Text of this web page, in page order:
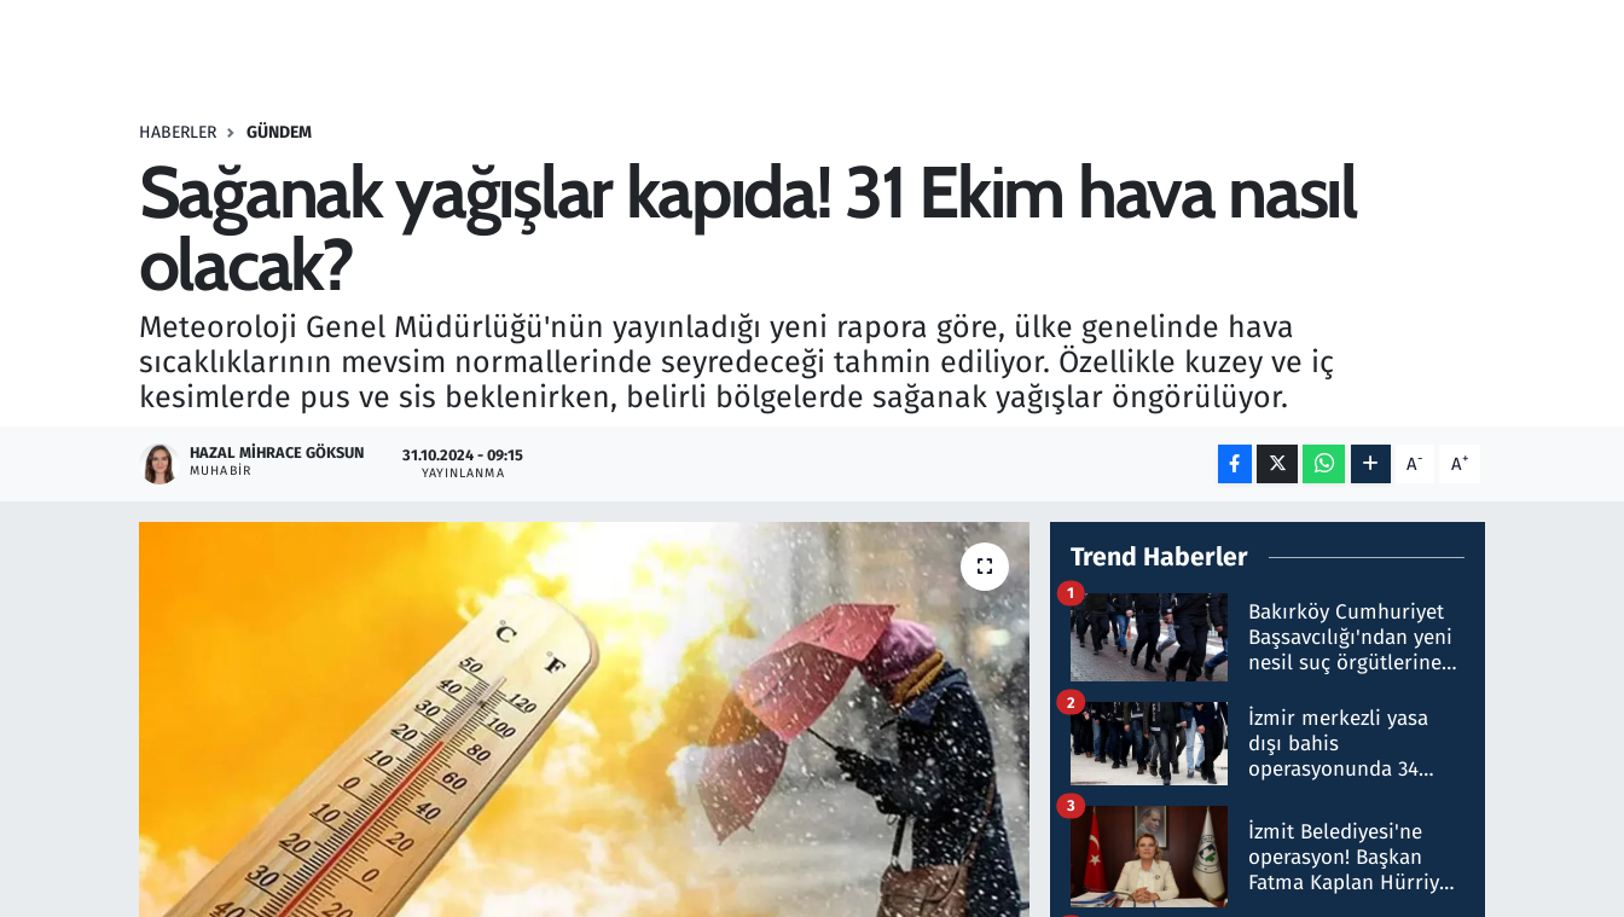
HABERLER GÜNDEM
Sağanak yağışlar kapıda! 31 Ekim hava nasıl
olacak?
Meteoroloji Genel Müdürlüğü'nün yayınladığı yeni rapora göre, ülke genelinde hava
sıcaklıklarının mevsim normallerinde seyredeceği tahmin ediliyor. Özellikle kuzey ve iç
kesimlerde pus ve sis beklenirken, belirli bölgelerde sağanak yağışlar öngörülüyor.
HAZAL MIHRACE GÖKSUN
MUHABIR
31.10.2024 - 09:15
YAYINLANMA A- A+
Trend Haberler
Bakırköy Cumhuriyet
Başsavcılığı'ndan yeni
nesil suç örgütlerine
hakkında gözaltı kararı
1
İzmir merkezli yasa
dışı bahis
operasyonunda 34
Milyar liralık para
trafiği tespit edildi
2
İzmit Belediyesi'ne
operasyon! Başkan
Fatma Kaplan Hürriyet
3
Savunma Sanayi
Televizyon